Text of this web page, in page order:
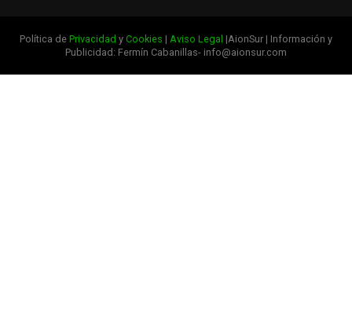
Política de Privacidad y Cookies | Aviso Legal |AionSur | Información y
Publicidad: Fermín Cabanillas- info@aionsur.com